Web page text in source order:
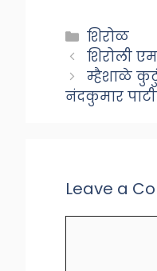
Categories
शिरोळ
शिरोली
म्हैशाळे
नंदकुमार
Leave a